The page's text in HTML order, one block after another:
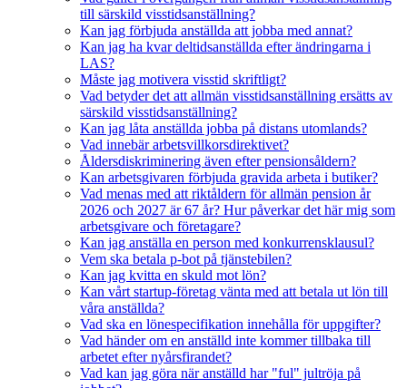
till särskild visstidsanställning?
Kan jag förbjuda anställda att jobba med annat?
Kan jag ha kvar deltidsanställda efter ändringarna i
LAS?
Måste jag motivera visstid skriftligt?
Vad betyder det att allmän visstidsanställning ersätts av
särskild visstidsanställning?
Kan jag låta anställda jobba på distans utomlands?
Vad innebär arbetsvillkorsdirektivet?
Åldersdiskriminering även efter pensionsåldern?
Kan arbetsgivaren förbjuda gravida arbeta i butiker?
Vad menas med att riktåldern för allmän pension år
2026 och 2027 är 67 år? Hur påverkar det här mig som
arbetsgivare och företagare?
Kan jag anställa en person med konkurrensklausul?
Vem ska betala p-bot på tjänstebilen?
Kan jag kvitta en skuld mot lön?
Kan vårt startup-företag vänta med att betala ut lön till
våra anställda?
Vad ska en lönespecifikation innehålla för uppgifter?
Vad händer om en anställd inte kommer tillbaka till
arbetet efter nyårsfirandet?
Vad kan jag göra när anställd har "ful" jultröja på